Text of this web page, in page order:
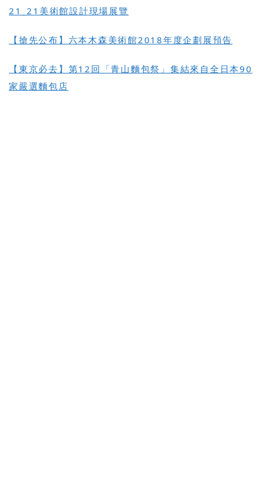
21_21美術館設計現場展覽
【搶先公布】六本木森美術館2018年度企劃展預告
【東京必去】第12回「青山麵包祭」集結來自全日本90
家嚴選麵包店